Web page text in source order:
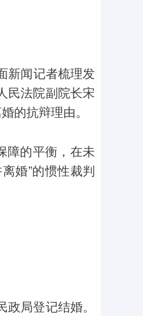
新闻记者梳理发
民法院副院长宋
的抗辩理由。
障的平衡，在未
婚”的惯性裁判
局登记结婚。